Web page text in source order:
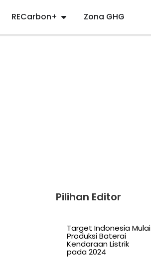
RECarbon+ Zona GHG
Pilihan Editor
Target Indonesia Mulai
Produksi Baterai
Kendaraan Listrik
pada 2024